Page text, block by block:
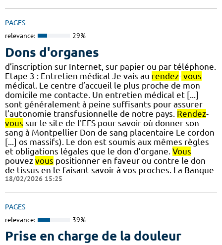
PAGES
relevance: 29%
Dons d'organes
d’inscription sur Internet, sur papier ou par téléphone.
Etape 3 : Entretien médical Je vais au rendez- vous
médical. Le centre d’accueil le plus proche de mon
domicile me contacte. Un entretien médical et [...]
sont généralement à peine suffisants pour assurer
l’autonomie transfusionnelle de notre pays. Rendez-
vous sur le site de l'EFS pour savoir où donner son
sang à Montpellier Don de sang placentaire Le cordon
[...] os massifs). Le don est soumis aux mêmes règles
et obligations légales que le don d’organe. Vous
pouvez vous positionner en faveur ou contre le don
de tissus en le faisant savoir à vos proches. La Banque
18/02/2026 15:25
PAGES
relevance: 39%
Prise en charge de la douleur